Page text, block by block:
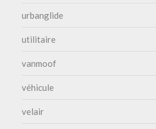
urbanglide
utilitaire
vanmoof
véhicule
velair